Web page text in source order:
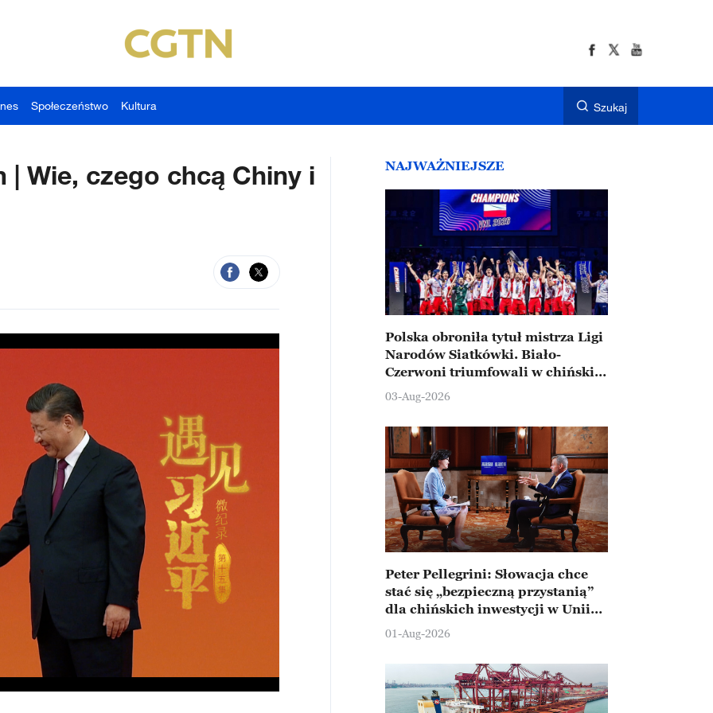
Społeczeństwo Kultura Szukaj
Wie, czego chcą Chiny i NAJWAŻNIEJSZE
Polska obroniła tytuł mistrza Ligi
Narodów Siatkówki. Biało-
Czerwoni triumfowali w chińskim
Ningbo
03-Aug-2026
Peter Pellegrini: Słowacja chce
stać się „bezpieczną przystanią”
dla chińskich inwestycji w Unii
Europejskiej
01-Aug-2026